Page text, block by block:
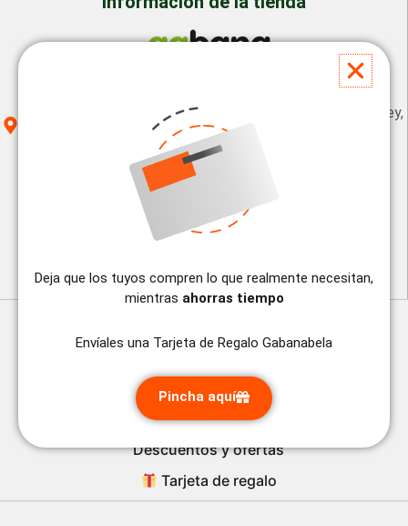
Cuba La Habana Calle 13 #18208 entre 182 y 184. Siboney,
gerencia@gabanabela.com
+53 53702684
Categorías
Alimentos y Bebidas
Aseo e higiene
Descuentos y ofertas
Tarjeta de regalo
Deja que los tuyos compren lo que realmente necesitan,
mientras ahorras tiempo
Envíales una Tarjeta de Regalo Gabanabela
Pincha aquí